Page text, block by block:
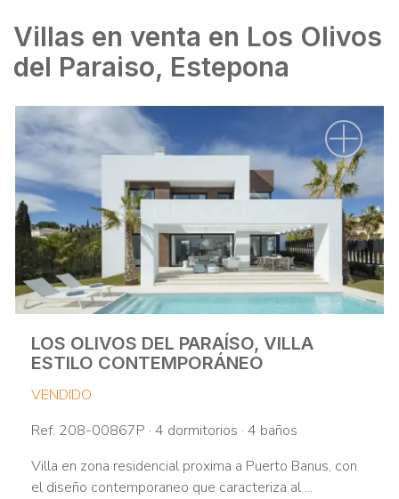
Villas en venta en Los Olivos
del Paraiso, Estepona
LOS OLIVOS DEL PARAÍSO, VILLA
ESTILO CONTEMPORÁNEO
VENDIDO
Ref. 208-00867P · 4 dormitorios · 4 baños
Villa en zona residencial proxima a Puerto Banus, con
el diseño contemporaneo que caracteriza al ...